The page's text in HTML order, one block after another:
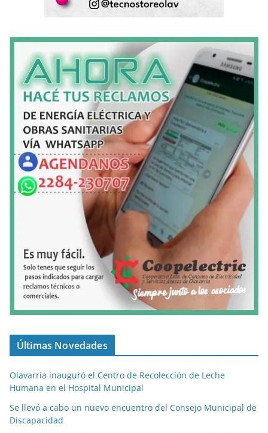
Últimas Novedades
Olavarría inauguró el Centro de Recolección de Leche
Humana en el Hospital Municipal
Se llevó a cabo un nuevo encuentro del Consejo Municipal de
Discapacidad